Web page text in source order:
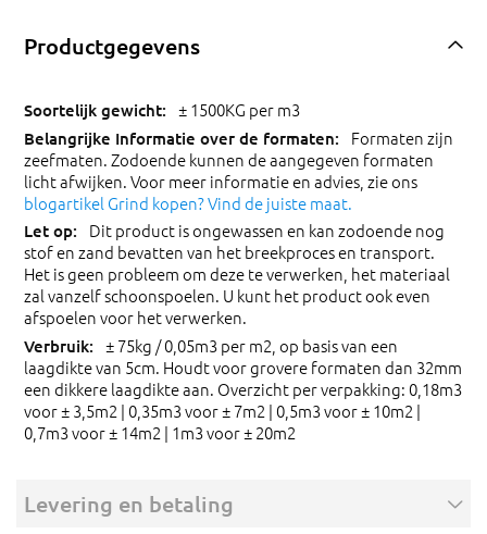
Productgegevens
± 1500KG per m3
Formaten zijn
zeefmaten. Zodoende kunnen de aangegeven formaten
licht afwijken. Voor meer informatie en advies, zie ons
blogartikel Grind kopen? Vind de juiste maat.
Dit product is ongewassen en kan zodoende nog
stof en zand bevatten van het breekproces en transport.
Het is geen probleem om deze te verwerken, het materiaal
zal vanzelf schoonspoelen. U kunt het product ook even
afspoelen voor het verwerken.
± 75kg / 0,05m3 per m2, op basis van een
laagdikte van 5cm. Houdt voor grovere formaten dan 32mm
een dikkere laagdikte aan. Overzicht per verpakking: 0,18m3
voor ± 3,5m2 | 0,35m3 voor ± 7m2 | 0,5m3 voor ± 10m2 |
0,7m3 voor ± 14m2 | 1m3 voor ± 20m2
Levering en betaling